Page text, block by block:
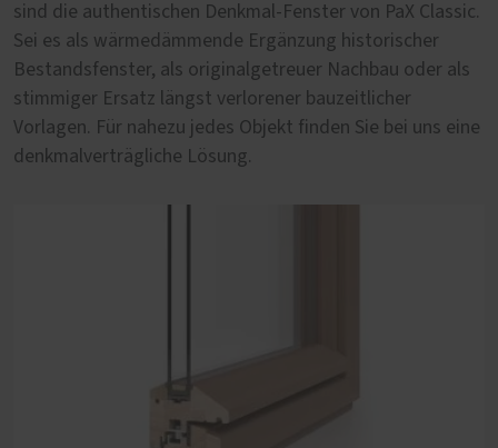
sind die authentischen Denkmal-Fenster von PaX Classic.
Sei es als wärmedämmende Ergänzung historischer
Bestandsfenster, als originalgetreuer Nachbau oder als
stimmiger Ersatz längst verlorener bauzeitlicher
Vorlagen. Für nahezu jedes Objekt finden Sie bei uns eine
denkmalverträgliche Lösung.
entstellen? Wir sagen nein und bieten Fensterprofile von
PaX Classic, die speziell für die Sanierung von Altbau-
Immobilien entwickelt wurden. Dabei stehen sich die
harmonische Eingliederung in die Fassade und ein
zeitgemäßer Wohnkomfort nicht im Wege.